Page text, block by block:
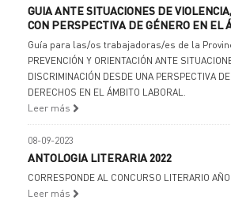
GUIA ANTE SITUACIONES DE
CON PERSPECTIVA DE GÉNERO EN EL
Guía para las/os trabajadoras/es de la
PREVENCIÓN Y ORIENTACIÓN ANTE
DISCRIMINACIÓN DESDE UNA PERSPECTIVA
DERECHOS EN EL ÁMBITO LABORAL.
Leer más
08-09-2023
ANTOLOGIA LITERARIA 2022
CORRESPONDE AL CONCURSO LITERARIO
Leer más